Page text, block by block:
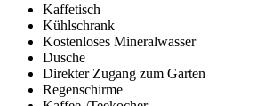
Kaffetisch
Kühlschrank
Kostenloses Mineralwasser
Dusche
Direkter Zugang zum Garten
Regenschirme